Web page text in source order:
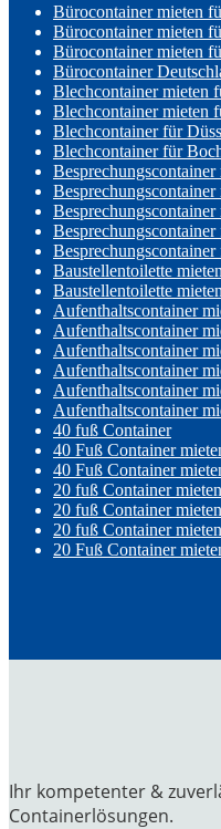
Bürocontainer mieten
Bürocontainer mieten
Bürocontainer mieten
Bürocontainer
Blechcontainer mieten
Blechcontainer mieten
Blechcontainer für
Blechcontainer für
Besprechungscontainer
Baustellentoilette
Baustellentoilette
Aufenthaltscontainer
Aufenthaltscontainer
Aufenthaltscontainer
Aufenthaltscontainer
Aufenthaltscontainer
Aufenthaltscontainer
40 fuß Container
40 Fuß Container
40 Fuß Container
20 fuß Container
20 fuß Container
20 fuß Container mieten
20 Fuß Container
Ihr kompetenter &
Containerlösungen.